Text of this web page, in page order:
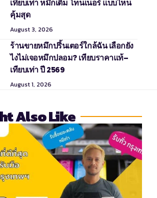
เทียบเท่า หมึกเติม โทนเนอร์ แบบไหน
คุ้มสุด
August 3, 2026
ร้านขายหมึกปริ้นเตอร์ใกล้ฉัน เลือกยัง
ไงไม่เจอหมึกปลอม? เทียบราคาแท้–
เทียบเท่า ปี 2569
August 1, 2026
Also Like